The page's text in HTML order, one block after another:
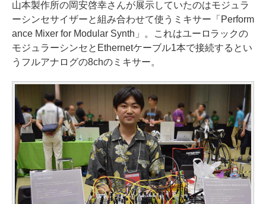
山本製作所の岡安啓幸さんが展示していたのはモジュラ
ーシンセサイザーと組み合わせて使うミキサー「Perform
ance Mixer for Modular Synth」。これはユーロラックの
モジュラーシンセとEthernetケーブル1本で接続するとい
うフルアナログの8chのミキサー。